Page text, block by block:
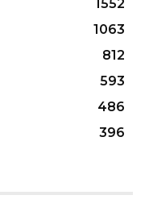
1552
1063
812
593
486
396